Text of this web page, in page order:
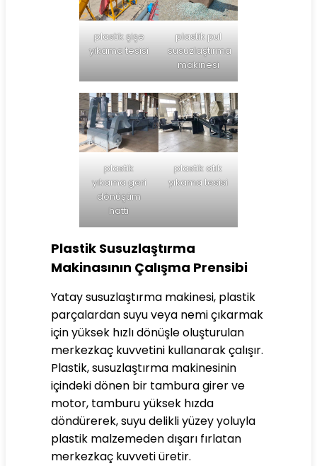
plastik şişe
yıkama tesisi
plastik pul
susuzlaştırma
makinesi
plastik
yıkama geri
dönüşüm
hattı
plastik atık
yıkama tesisi
Plastik Susuzlaştırma
Makinasının Çalışma Prensibi
Yatay susuzlaştırma makinesi, plastik
parçalardan suyu veya nemi çıkarmak
için yüksek hızlı dönüşle oluşturulan
merkezkaç kuvvetini kullanarak çalışır.
Plastik, susuzlaştırma makinesinin
içindeki dönen bir tambura girer ve
motor, tamburu yüksek hızda
döndürerek, suyu delikli yüzey yoluyla
plastik malzemeden dışarı fırlatan
merkezkaç kuvveti üretir.